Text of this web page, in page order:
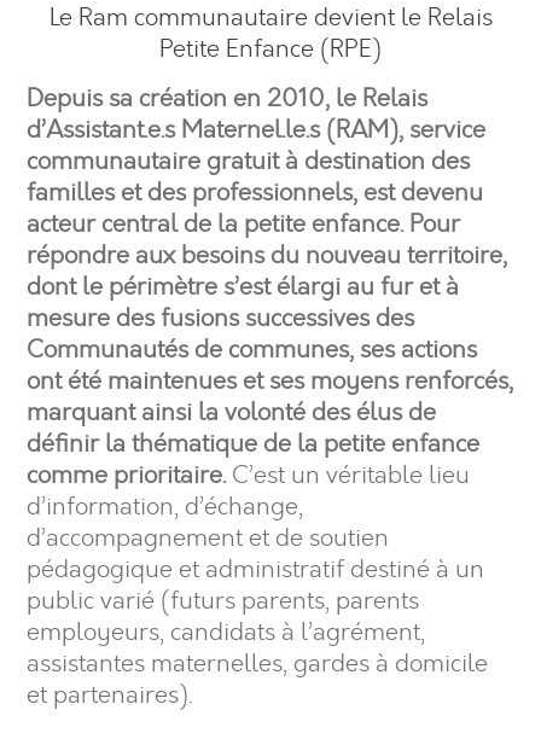
Le Ram communautaire devient le Relais
Petite Enfance (RPE)
Depuis sa création en 2010, le Relais
d’Assistant.e.s Maternel.le.s (RAM), service
communautaire gratuit à destination des
familles et des professionnels, est devenu
acteur central de la petite enfance. Pour
répondre aux besoins du nouveau territoire,
dont le périmètre s’est élargi au fur et à
mesure des fusions successives des
Communautés de communes, ses actions
ont été maintenues et ses moyens renforcés,
marquant ainsi la volonté des élus de
définir la thématique de la petite enfance
comme prioritaire.C’est un véritable lieu
d’information, d’échange,
d’accompagnement et de soutien
pédagogique et administratif destiné à un
public varié (futurs parents, parents
employeurs, candidats à l’agrément,
assistantes maternelles, gardes à domicile
et partenaires).